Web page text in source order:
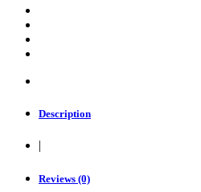
Description
Reviews (0)